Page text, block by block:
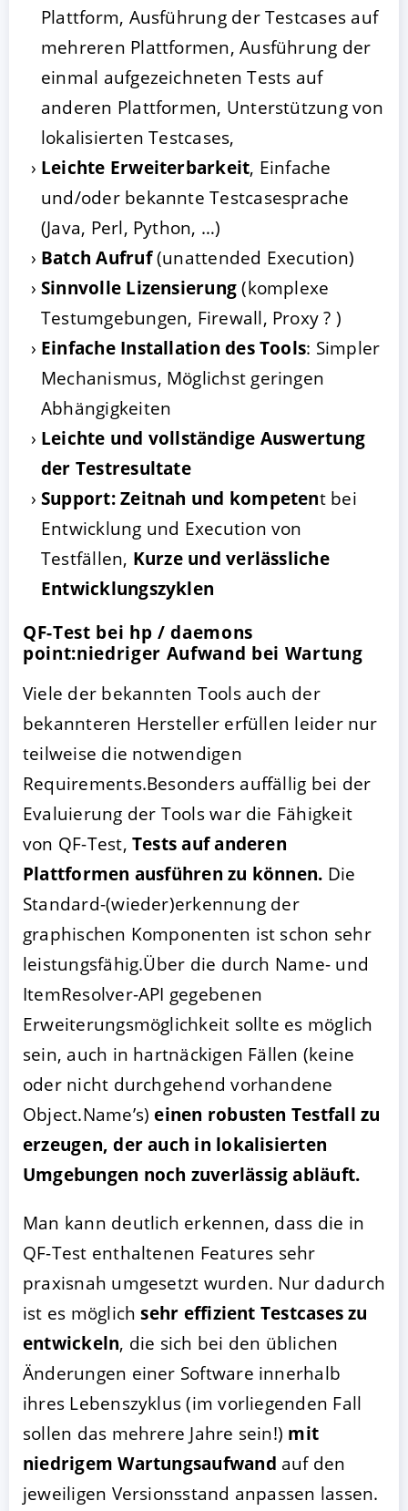
Plattform, Ausführung der Testcases auf
mehreren Plattformen, Ausführung der
einmal aufgezeichneten Tests auf
anderen Plattformen, Unterstützung von
lokalisierten Testcases,
Leichte Erweiterbarkeit, Einfache
und/oder bekannte Testcasesprache
(Java, Perl, Python, …)
Batch Aufruf(unattended Execution)
Sinnvolle Lizensierung(komplexe
Testumgebungen, Firewall, Proxy ? )
Einfache Installation des Tools: Simpler
Mechanismus, Möglichst geringen
Abhängigkeiten
Leichte und vollständige Auswertung
der Testresultate
Support: Zeitnah und kompetent bei
Entwicklung und Execution von
Testfällen, Kurze und verlässliche
Entwicklungszyklen
QF-Test bei hp / daemons
point:niedriger Aufwand bei Wartung
Viele der bekannten Tools auch der
bekannteren Hersteller erfüllen leider nur
teilweise die notwendigen
Requirements.Besonders auffällig bei der
Evaluierung der Tools war die Fähigkeit
von QF-Test, Tests auf anderen
Plattformen ausführen zu können. Die
Standard-(wieder)erkennung der
graphischen Komponenten ist schon sehr
leistungsfähig.Über die durch Name- und
ItemResolver-API gegebenen
Erweiterungsmöglichkeit sollte es möglich
sein, auch in hartnäckigen Fällen (keine
oder nicht durchgehend vorhandene
Object.Name’s)einen robusten Testfall zu
erzeugen, der auch in lokalisierten
Umgebungen noch zuverlässig abläuft.
Man kann deutlich erkennen, dass die in
QF-Test enthaltenen Features sehr
praxisnah umgesetzt wurden. Nur dadurch
ist es möglichsehr effizient Testcases zu
entwickeln, die sich bei den üblichen
Änderungen einer Software innerhalb
ihres Lebenszyklus (im vorliegenden Fall
sollen das mehrere Jahre sein!) mit
niedrigem Wartungsaufwand auf den
jeweiligen Versionsstand anpassen lassen.